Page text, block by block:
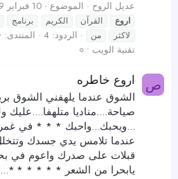
عديل الروح الموضوع 10 فبراير 2009
اروع
القرآن الكريم برنامج
لاكثر
من الردود: 4 المنتدى:
تقنية الويب • ०
ص اروع خاطره
الشوق عندما يلهفني الشوق
صياحة....مناديا
...ويحبك...واحبك * * * في غمرة
عندما تلامس يدي جسدك
قبلات على صدرك واعوم في
يابحرا من الشعر * * * * * *...